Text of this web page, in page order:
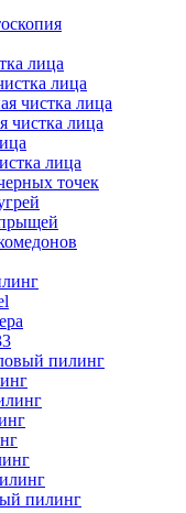
лица
лица
чистка лица
чистка лица
лица
точек
пилинг
пилинг